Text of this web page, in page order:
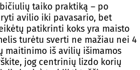
taiko praktiką – po
avilio iki pavasario, bet
patikrinti koks yra maisto
turėtu sverti ne mažiau nei 4
maitinimo iš avilių išimamos
jog centrinių lizdo korių